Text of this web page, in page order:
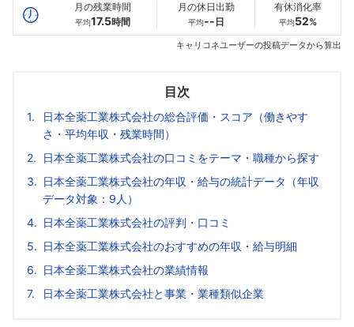
月の残業時間
平均17.5時間
月の休日出勤
平均-- 日
有休消化率
平均52%
キャリコネユーザーの投稿データから算出
目次
日本全薬工業株式会社の総合評価・スコア（働きやす
さ・平均年収・残業時間）
日本全薬工業株式会社の口コミをテーマ・職種から探す
日本全薬工業株式会社の年収・給与の統計データ（年収
データ対象：9人）
日本全薬工業株式会社の評判・口コミ
日本全薬工業株式会社のおすすめの年収・給与明細
日本全薬工業株式会社の業績情報
日本全薬工業株式会社と事業・業種類似企業